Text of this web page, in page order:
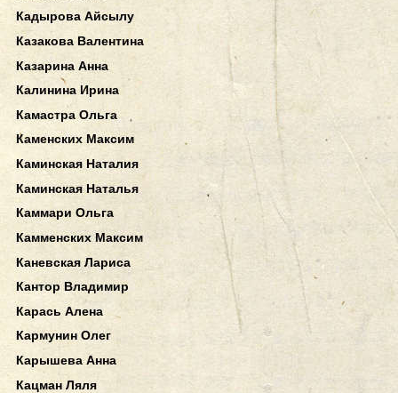
Кадырова Айсылу
Казакова Валентина
Казарина Анна
Калинина Ирина
Камастра Ольга
Каменских Максим
Каминская Наталия
Каминская Наталья
Каммари Ольга
Камменских Максим
Каневская Лариса
Кантор Владимир
Карась Алена
Кармунин Олег
Карышева Анна
Кацман Ляля